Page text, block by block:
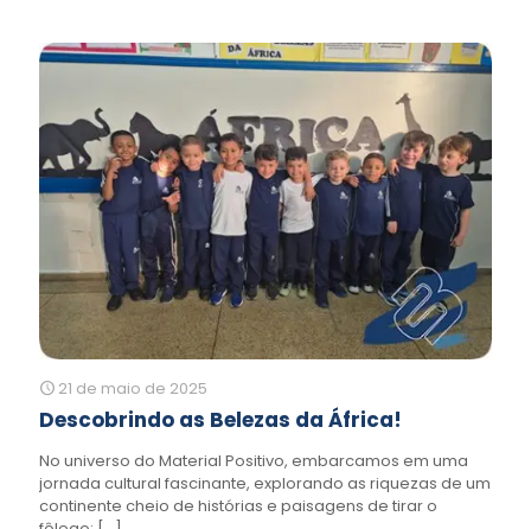
21 de maio de 2025
Descobrindo as Belezas da África!
No universo do Material Positivo, embarcamos em uma
jornada cultural fascinante, explorando as riquezas de um
continente cheio de histórias e paisagens de tirar o